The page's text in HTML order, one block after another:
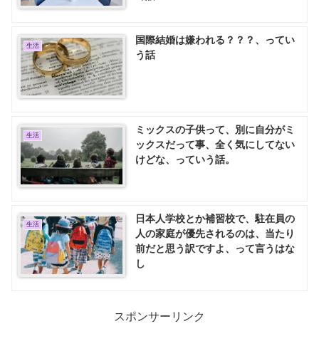
生活
国際結婚は嫌われる？？？、ってい
う話
生活
ミックスの子供って、別に自分がミ
ックスだって事、全く気にしてない
けどな、っていう話。
生活
日本人学校とか補習校で、駐在員の
人の家庭が優先されるのは、当たり
前だと思う訳ですよ、って言うはな
し
スポンサーリンク